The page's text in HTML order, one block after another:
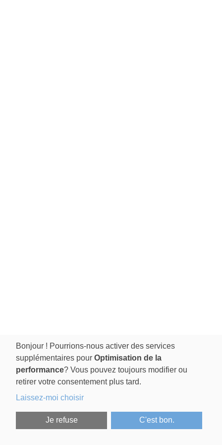
Bonjour ! Pourrions-nous activer des services
supplémentaires pour Optimisation de la
performance? Vous pouvez toujours modifier ou
retirer votre consentement plus tard.
Laissez-moi choisir
Je refuse C'est bon.